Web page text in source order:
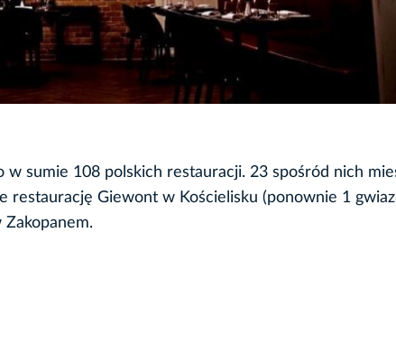
sumie 108 polskich restauracji. 23 spośród nich
restaurację Giewont w Kościelisku (ponownie 1